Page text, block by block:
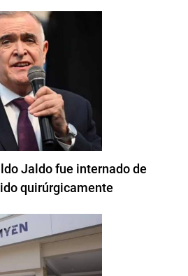
Jaldo fue internado de
quirúrgicamente